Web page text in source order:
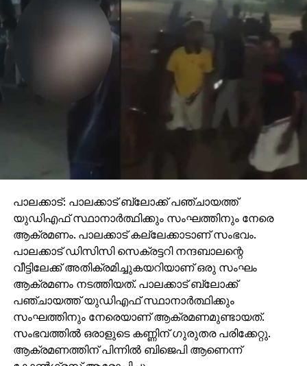
പാലക്കാട്: പാലക്കാട് ബ്ലോക്ക് പഞ്ചായത്ത്
യുഡിഎഫ് സ്ഥാനാര്‍ത്ഥിക്കും സംഘത്തിനും നേരെ
ആക്രമണം. പാലക്കാട് കല്ലേക്കാടാണ് സംഭവം.
പാലക്കാട് ഡിസിസി സെക്രട്ടറി നന്ദബാലന്റെ
വീട്ടിലേക്ക് അതിക്രമിച്ചുകയറിയാണ് ഒരു സംഘം
ആക്രമണം നടത്തിയത്. പാലക്കാട് ബ്ലോക്ക്
പഞ്ചായത്ത് യുഡിഎഫ് സ്ഥാനാര്‍ത്ഥിക്കും
സംഘത്തിനും നേരെയാണ് ആക്രമണമുണ്ടായത്.
സംഭവത്തില്‍ ഒരാളുടെ കണ്ണിന് ഗുരുതര പരിക്കേറ്റു.
ആക്രമണത്തിന് പിന്നില്‍ ബിജെപി ആണെന്ന്